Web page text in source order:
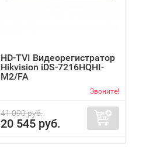
HD-TVI Видеорегистратор
Hikvision iDS-7216HQHI-
M2/FA
Звоните!
41 090 руб.
20 545 руб.